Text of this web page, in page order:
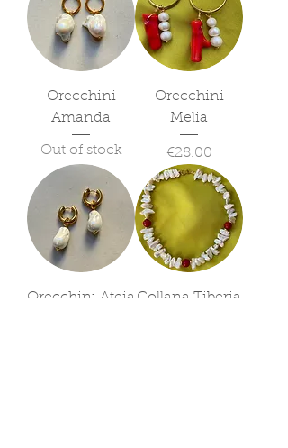
Orecchini
Amanda
Out of stock
Orecchini
Melia
Price
€28.00
Orecchini Ateia Collana Tiberia